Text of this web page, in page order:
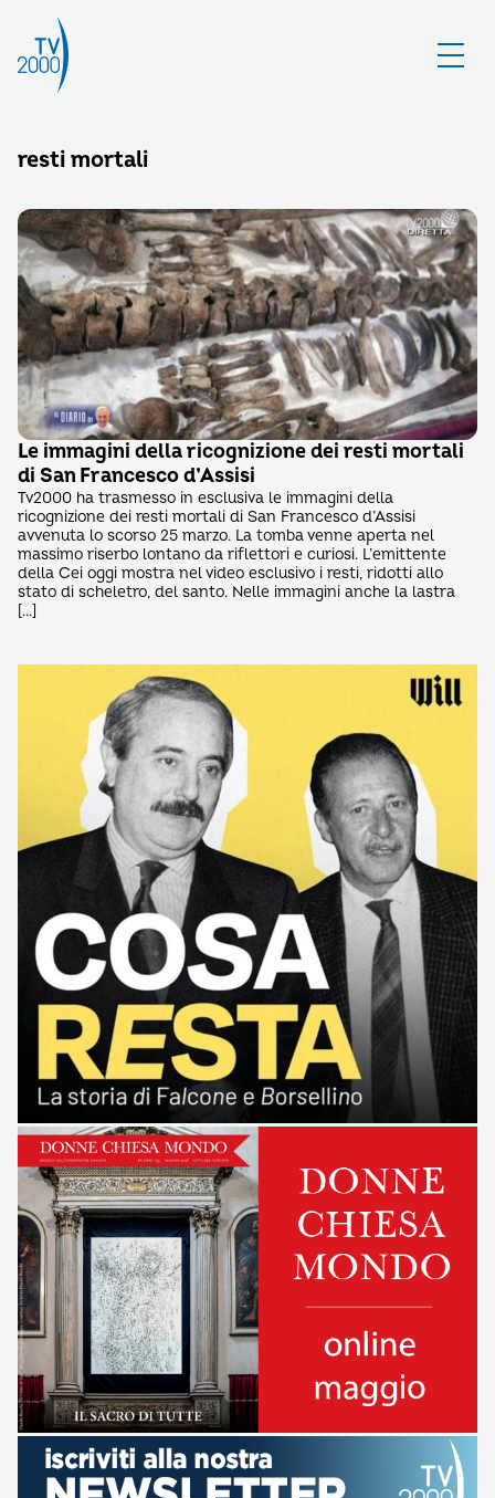
resti mortali
Le immagini della ricognizione dei resti mortali
di San Francesco d’Assisi
Tv2000 ha trasmesso in esclusiva le immagini della
ricognizione dei resti mortali di San Francesco d’Assisi
avvenuta lo scorso 25 marzo. La tomba venne aperta nel
massimo riserbo lontano da riflettori e curiosi. L’emittente
della Cei oggi mostra nel video esclusivo i resti, ridotti allo
stato di scheletro, del santo. Nelle immagini anche la lastra
[…]